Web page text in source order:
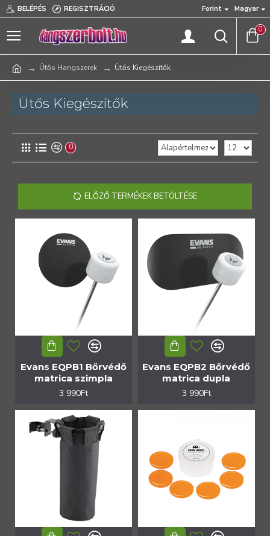
BELÉPÉS REGISZTRÁCIÓ Forint Magyar
0
Ütős Hangszerek Ütős Kiegészítők
Ütős Kiegészítők
0
ELŐZŐ TERMÉKEK BETÖLTÉSE
Evans EQPB1 Bőrvédő
matrica szimpla
3 990Ft
Evans EQPB2 Bőrvédő
matrica dupla
3 990Ft